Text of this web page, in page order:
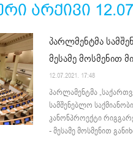
არქივი
პარლმენტმა
მესამე მოსმენით
12.07.2021. 17:48
პარლამენტმა
სამშენებლო
კანონპროექტი
- მესამე მოსმენით